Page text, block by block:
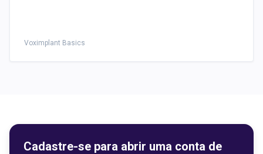
Voximplant Basics
Cadastre-se para abrir uma conta de